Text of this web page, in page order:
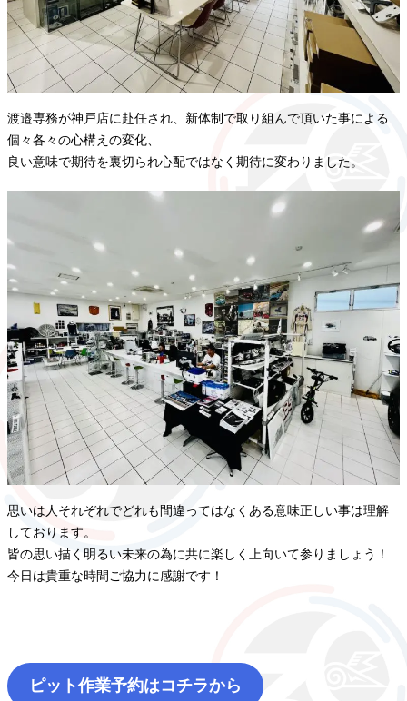
渡邉専務が神戸店に赴任され、新体制で取り組んで頂いた事による
個々各々の心構えの変化、
良い意味で期待を裏切られ心配ではなく期待に変わりました。
思いは人それぞれでどれも間違ってはなくある意味正しい事は理解
しております。
皆の思い描く明るい未来の為に共に楽しく上向いて参りましょう！
今日は貴重な時間ご協力に感謝です！
ピット作業予約はコチラから